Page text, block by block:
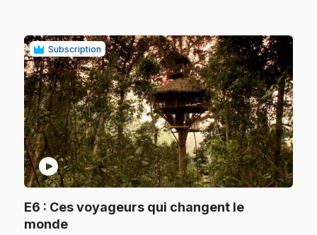
Subscription
play_circle
E6 : Ces voyageurs qui changent le
monde.